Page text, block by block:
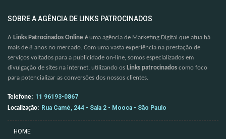
SOBRE A AGÊNCIA DE LINKS PATROCINADOS
A Links Patrocinados Online é uma agência de Marketing Digital que atua há
mais de 8 anos no mercado. Com uma vasta experiência na prestação de
serviços voltados para a publicidade on-line, somos especializados em
divulgação de sites na internet, utilizando os Links patrocinados como foco
para potencializar as conversões dos nossos clientes.
Telefone: 11 96193-0867
Localização: Rua Camé, 244 - Sala 2 - Mooca - São Paulo
HOME